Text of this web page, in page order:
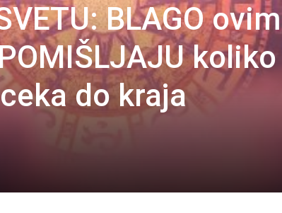
BLAGO ovim
koliko
do kraja